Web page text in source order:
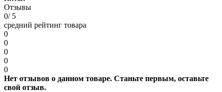
Отзывы
0/ 5
средний рейтинг товара
0
0
0
0
0
Нет отзывов о данном товаре. Станьте первым, оставьте
свой отзыв.